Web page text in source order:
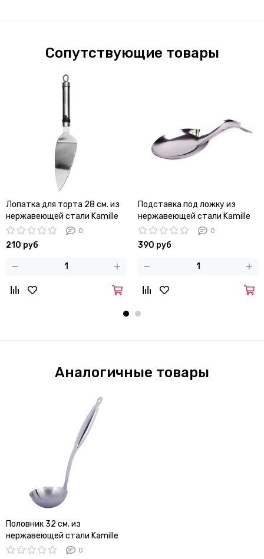
Сопутствующие товары
Лопатка для торта 28 см. из
нержавеющей стали Kamille
КМ-5065
0
210 руб
Подставка под ложку из
нержавеющей стали Kamille
КМ-5099
0
390 руб
Аналогичные товары
Половник 32 см. из
нержавеющей стали Kamille
КМ-5020
0